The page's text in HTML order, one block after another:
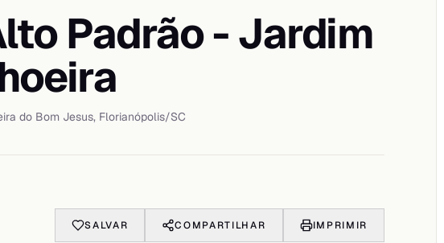
Padrão - Jardim
do Bom Jesus, Florianópolis/SC
SALVAR COMPARTILHAR IMPRIMIR